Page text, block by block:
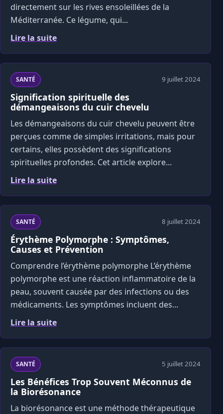
directement sur les rives ensoleillées de la
Méditerranée. Ce légume, qui...
Lire la suite
SANTÉ 9 juillet 2024
Signification spirituelle des
démangeaisons du cuir chevelu
Les démangeaisons du cuir chevelu peuvent être
perçues comme de simples irritations, mais pour
certains, elles possèdent des significations
spirituelles profondes. Cet article explore...
Lire la suite
SANTÉ 8 juillet 2024
Érythème Polymorphe : Symptômes,
Causes et Prévention
Comprendre l’érythème polymorphe L’érythème
polymorphe est une réaction inflammatoire de la
peau, souvent causée par des infections ou des
médicaments. Les symptômes incluent des...
Lire la suite
SANTÉ 5 juillet 2024
Les Bénéfices Trop Souvent Méconnus de
la Biorésonance
La biorésonance est une méthode thérapeutique